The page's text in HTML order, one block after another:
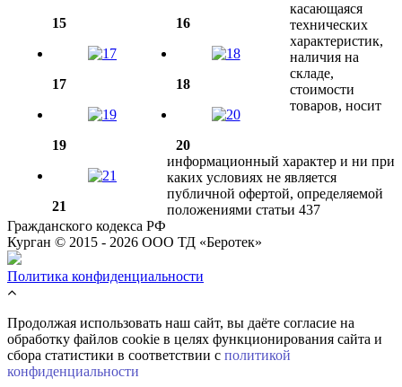
15 16
17 18
19 20
21
касающаяся
технических
характеристик,
наличия на
складе,
стоимости
товаров, носит
информационный характер и ни при
каких условиях не является
публичной офертой, определяемой
положениями статьи 437
Гражданского кодекса РФ
Курган © 2015 - 2026 ООО ТД «Беротек»
Политика конфиденциальности
Продолжая использовать наш сайт, вы даёте согласие на
обработку файлов cookie в целях функционирования сайта и
сбора статистики в соответствии с политикой
конфиденциальности